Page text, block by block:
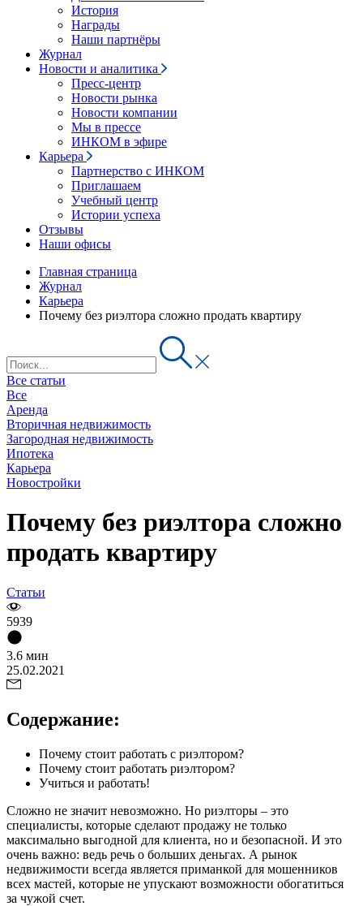
История
Награды
Наши партнёры
Журнал
Новости и аналитика
Пресс-центр
Новости рынка
Новости компании
Мы в прессе
ИНКОМ в эфире
Карьера
Партнерство с ИНКОМ
Приглашаем
Учебный центр
Истории успеха
Отзывы
Наши офисы
Главная страница
Журнал
Карьера
Почему без риэлтора сложно продать квартиру
Все статьи
Все
Аренда
Вторичная недвижимость
Загородная недвижимость
Ипотека
Карьера
Новостройки
Почему без риэлтора сложно
продать квартиру
Статьи
5939
3.6 мин
25.02.2021
Содержание:
Почему стоит работать с риэлтором?
Почему стоит работать риэлтором?
Учиться и работать!
Сложно не значит невозможно. Но риэлторы – это
специалисты, которые сделают продажу не только
максимально выгодной для клиента, но и безопасной. И это
очень важно: ведь речь о больших деньгах. А рынок
недвижимости всегда является приманкой для мошенников
всех мастей, которые не упускают возможности обогатиться
за чужой счет.